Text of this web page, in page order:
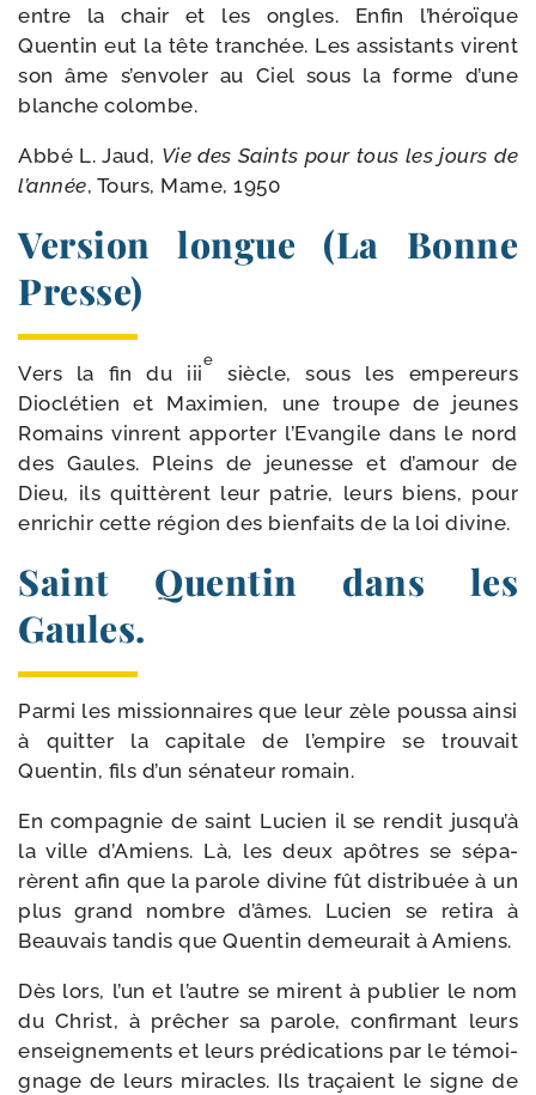
entre la chair et les ongles. Enfin l’hé­roïque
Quentin eut la tête tran­chée. Les assis­tants virent
son âme s’en­vo­ler au Ciel sous la forme d’une
blanche colombe.
Abbé L. Jaud, Vie des Saints pour tous les jours de
l’an­née, Tours, Mame, 1950
Version longue (La Bonne
Presse)
Vers la fin du iii
e
siècle, sous les empe­reurs
Dioclétien et Maximien, une troupe de jeunes
Romains vinrent appor­ter l’Evangile dans le nord
des Gaules. Pleins de jeu­nesse et d’amour de
Dieu, ils quit­tèrent leur patrie, leurs biens, pour
enri­chir cette région des bien­faits de la loi divine.
Saint Quentin dans les
Gaules.
Parmi les mis­sion­naires que leur zèle pous­sa ain­si
à quit­ter la capi­tale de l’empire se trou­vait
Quentin, fils d’un séna­teur romain.
En com­pa­gnie de saint Lucien il se ren­dit jusqu’à
la ville d’Amiens. Là, les deux apôtres se sépa­
rèrent afin que la parole divine fût dis­tri­buée à un
plus grand nombre d’âmes. Lucien se reti­ra à
Beauvais tan­dis que Quentin demeu­rait à Amiens.
Dès lors, l’un et l’autre se mirent à publier le nom
du Christ, à prê­cher sa parole, confir­mant leurs
ensei­gne­ments et leurs prédi­cations par le témoi­
gnage de leurs miracles. Ils tra­çaient le signe de